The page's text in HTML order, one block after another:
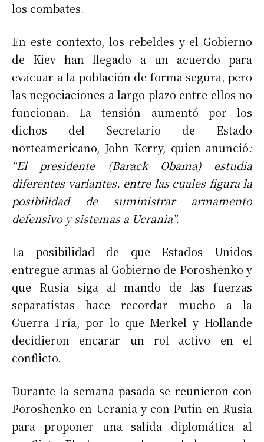
los combates.
En este contexto, los rebeldes y el Gobierno
de Kiev han llegado a un acuerdo para
evacuar a la población de forma segura, pero
las negociaciones a largo plazo entre ellos no
funcionan. La tensión aumentó por los
dichos del Secretario de Estado
norteamericano, John Kerry, quien anunció:
“El presidente (Barack Obama) estudia
diferentes variantes, entre las cuales figura la
posibilidad de suministrar armamento
defensivo y sistemas a Ucrania”.
La posibilidad de que Estados Unidos
entregue armas al Gobierno de Poroshenko y
que Rusia siga al mando de las fuerzas
separatistas hace recordar mucho a la
Guerra Fría, por lo que Merkel y Hollande
decidieron encarar un rol activo en el
conflicto.
Durante la semana pasada se reunieron con
Poroshenko en Ucrania y con Putin en Rusia
para proponer una salida diplomática al